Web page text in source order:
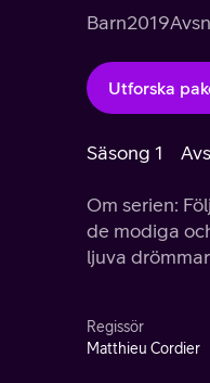
Barn2019
Utforska
Säsong 1
Om serien:
de modiga
ljuva
Regissör
Matthieu Cordier